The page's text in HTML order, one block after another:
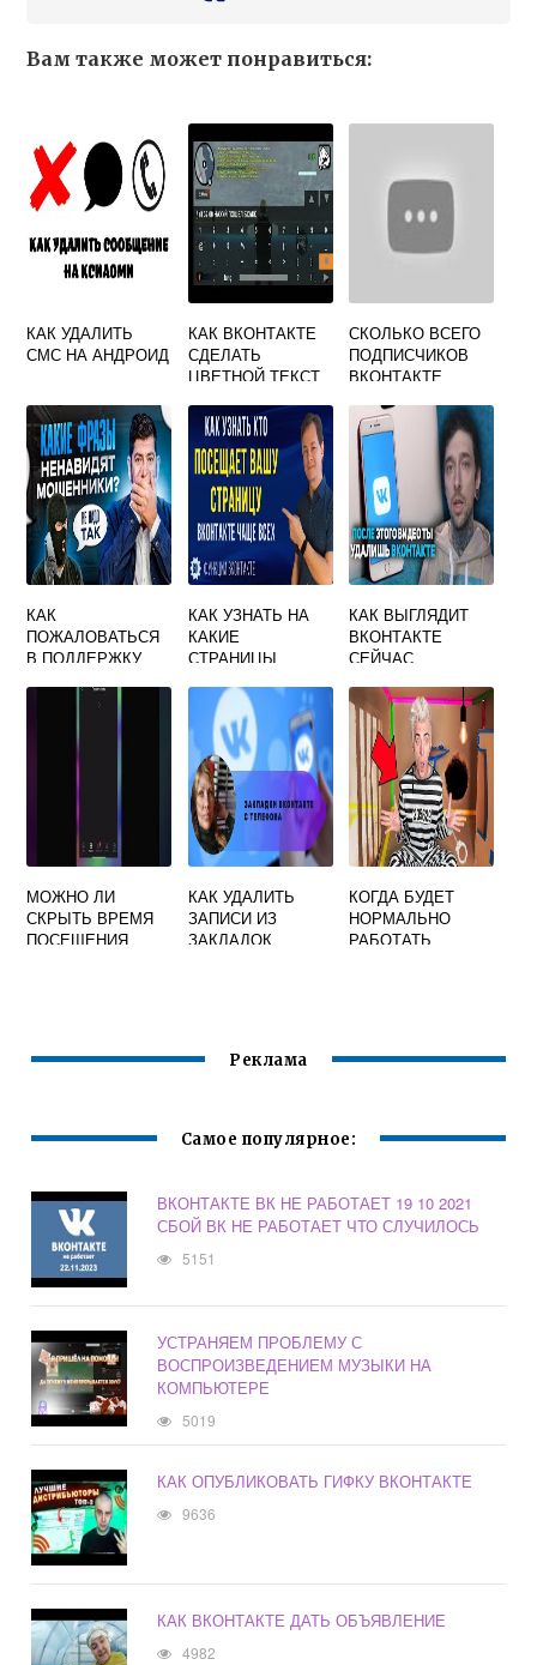
Вам также может понравиться:
КАК УДАЛИТЬ
СМС НА АНДРОИД
КАК ВКОНТАКТЕ
СДЕЛАТЬ
ЦВЕТНОЙ ТЕКСТ
СКОЛЬКО ВСЕГО
ПОДПИСЧИКОВ
ВКОНТАКТЕ
КАК
ПОЖАЛОВАТЬСЯ
В ПОДДЕРЖКУ
КАК УЗНАТЬ НА
КАКИЕ
СТРАНИЦЫ
ПОЛЬЗОВАТЕЛЬ
ВКОНТАКТЕ
КАК ВЫГЛЯДИТ
ВКОНТАКТЕ
СЕЙЧАС
МОЖНО ЛИ
СКРЫТЬ ВРЕМЯ
ПОСЕЩЕНИЯ
КАК УДАЛИТЬ
ЗАПИСИ ИЗ
ЗАКЛАДОК
КОГДА БУДЕТ
НОРМАЛЬНО
РАБОТАТЬ
Реклама
Самое популярное:
ВКОНТАКТЕ ВК НЕ РАБОТАЕТ 19 10 2021
СБОЙ ВК НЕ РАБОТАЕТ ЧТО СЛУЧИЛОСЬ
5151
УСТРАНЯЕМ ПРОБЛЕМУ С
ВОСПРОИЗВЕДЕНИЕМ МУЗЫКИ НА
КОМПЬЮТЕРЕ
5019
КАК ОПУБЛИКОВАТЬ ГИФКУ ВКОНТАКТЕ
9636
КАК ВКОНТАКТЕ ДАТЬ ОБЪЯВЛЕНИЕ
4982